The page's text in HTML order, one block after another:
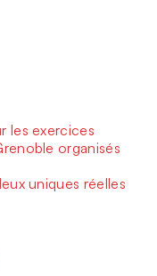
les exercices
organisés
uniques réelles